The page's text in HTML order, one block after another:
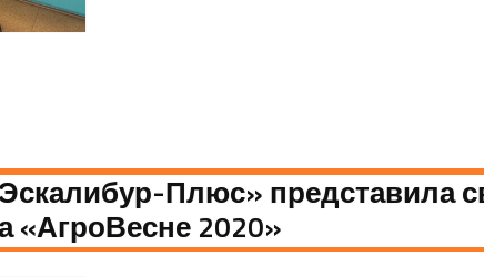
Плюс» представила
«АгроВесне 2020»